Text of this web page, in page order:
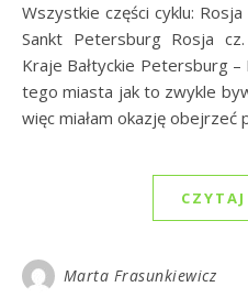
Wszystkie części cyklu:
Sankt Petersburg Rosja
Kraje Bałtyckie Petersburg
tego miasta jak to zwykle
więc miałam okazję
CZYTAJ
Marta Frasunkiewicz